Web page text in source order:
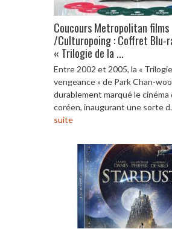
Coucours Metropolitan films
/Culturopoing : Coffret Blu-
« Trilogie de la ...
Entre 2002 et 2005, la «
vengeance » de Park Chan-
durablement marqué le cinéma
coréen, inaugurant une sorte
suite